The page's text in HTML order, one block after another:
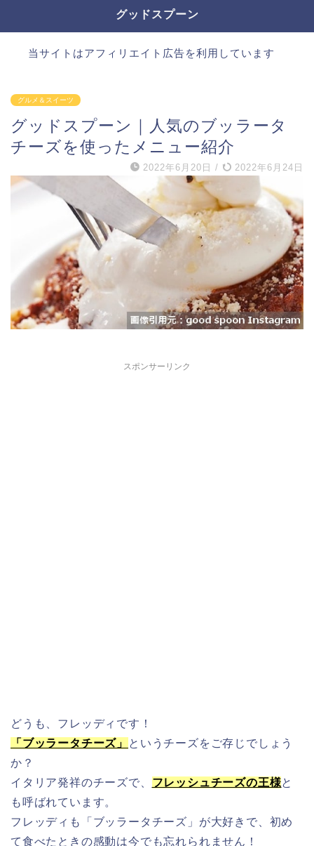
グッドスプーン
当サイトはアフィリエイト広告を利用しています
グルメ＆スイーツ
グッドスプーン｜人気のブッラータ
チーズを使ったメニュー紹介
2022年6月20日 / 2022年6月24日
スポンサーリンク
どうも、フレッディです！
「ブッラータチーズ」
というチーズをご存じでしょう
か？
イタリア発祥のチーズで、 フレッシュチーズの王様と
も呼ばれています。
フレッディも「ブッラータチーズ」が大好きで、初め
て食べたときの感動は今でも忘れられません！